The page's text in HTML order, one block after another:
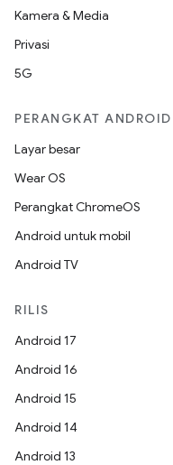
Kamera & Media
Privasi
5G
PERANGKAT ANDROID
Layar besar
Wear OS
Perangkat ChromeOS
Android untuk mobil
Android TV
RILIS
Android 17
Android 16
Android 15
Android 14
Android 13